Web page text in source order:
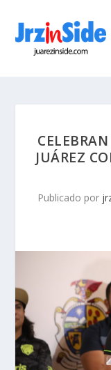
JUÁREZ
Publicado por